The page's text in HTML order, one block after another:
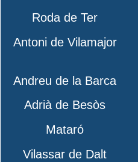
Roda de Ter
Antoni de Vilamajor
Andreu de la Barca
Adrià de Besòs
Mataró
Vilassar de Dalt